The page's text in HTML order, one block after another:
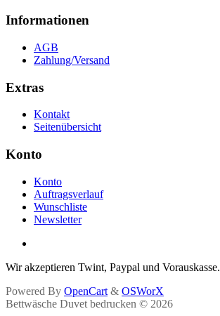
Informationen
AGB
Zahlung/Versand
Extras
Kontakt
Seitenübersicht
Konto
Konto
Auftragsverlauf
Wunschliste
Newsletter
Wir akzeptieren Twint, Paypal und Vorauskasse.
Powered By OpenCart & OSWorX
Bettwäsche Duvet bedrucken © 2026